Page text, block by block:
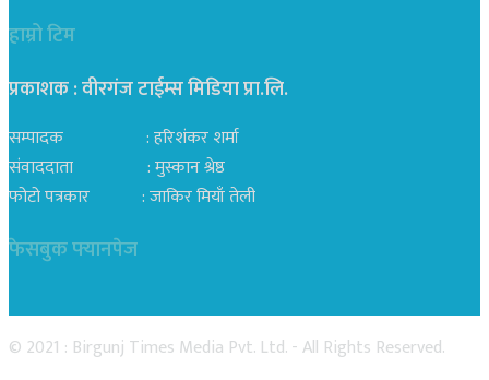
हाम्रो टिम
प्रकाशक : वीरगंज टाईम्स मिडिया प्रा‍.लि.
सम्पादक : हरिशंकर शर्मा
संवाददाता : मुस्कान श्रेष्ठ
फोटो पत्रकार : जाकिर मियाँ तेली
फेसबुक फ्यानपेज
© 2021 : Birgunj Times Media Pvt. Ltd. - All Rights Reserved.